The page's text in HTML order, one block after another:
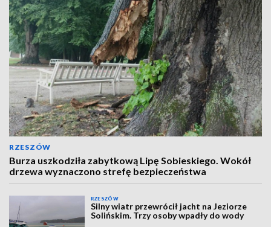
RZESZÓW
Burza uszkodziła zabytkową Lipę Sobieskiego. Wokół
drzewa wyznaczono strefę bezpieczeństwa
RZESZÓW
Silny wiatr przewrócił jacht na Jeziorze
Solińskim. Trzy osoby wpadły do wody